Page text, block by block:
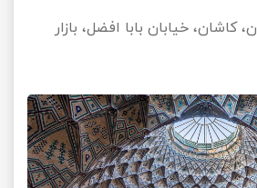
خیابان بابا افضل، بازار